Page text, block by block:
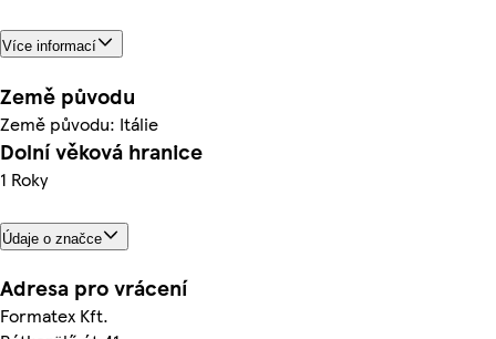
Více informací
Země původu
Země původu: Itálie
Dolní věková hranice
1 Roky
Údaje o značce
Adresa pro vrácení
Formatex Kft.